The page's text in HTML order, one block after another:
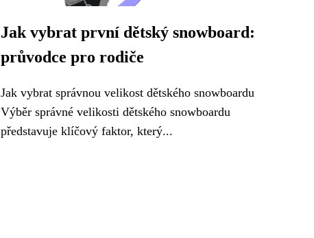
Jak vybrat první dětský snowboard:
průvodce pro rodiče
Jak vybrat správnou velikost dětského snowboardu
Výběr správné velikosti dětského snowboardu
představuje klíčový faktor, který...